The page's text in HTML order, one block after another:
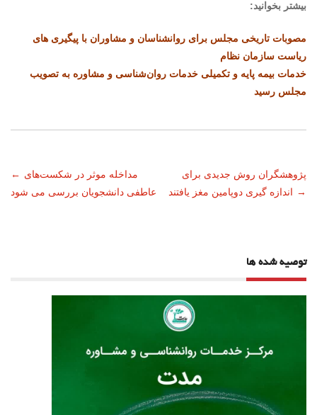
بیشتر بخوانید:
مصوبات تاریخی مجلس برای روانشناسان و مشاوران با پیگیری های
ریاست سازمان نظام
خدمات بیمه پایه و تکمیلی خدمات روان‌شناسی و مشاوره به تصویب
مجلس رسید
ناوبری
نوشته
← مداخله موثر در شکست‌های
عاطفی دانشجویان بررسی می شود
پژوهشگران روش جدیدی برای
اندازه گیری دوپامین مغز یافتند →
توصیه شده ها